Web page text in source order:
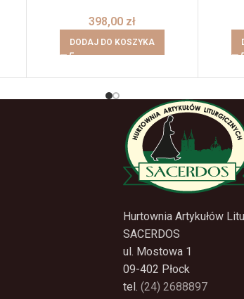
398,00 zł
DODAJ DO KOSZYKA
Hurtownia Artykułów
SACERDOS
ul. Mostowa 1
09-402 Płock
tel. (24) 2688897